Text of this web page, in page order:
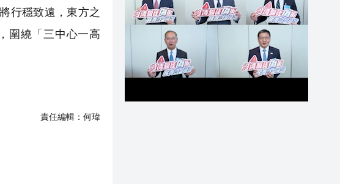
行穩致遠，東方之
圍繞「三中心一高
責任編輯： 何瑋